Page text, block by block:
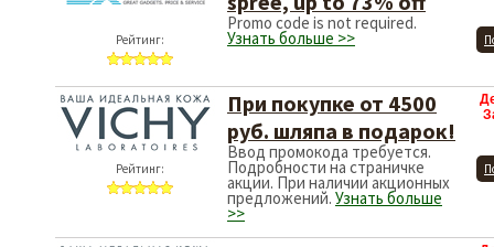
Рейтинг:
Promo code is not required.
Узнать больше >>
Рейтинг:
При покупке от 4500
руб. шляпа в подарок!
Ввод промокода требуется.
Подробности на страничке
акции. При наличии акционных
предложений. Узнать больше
>>